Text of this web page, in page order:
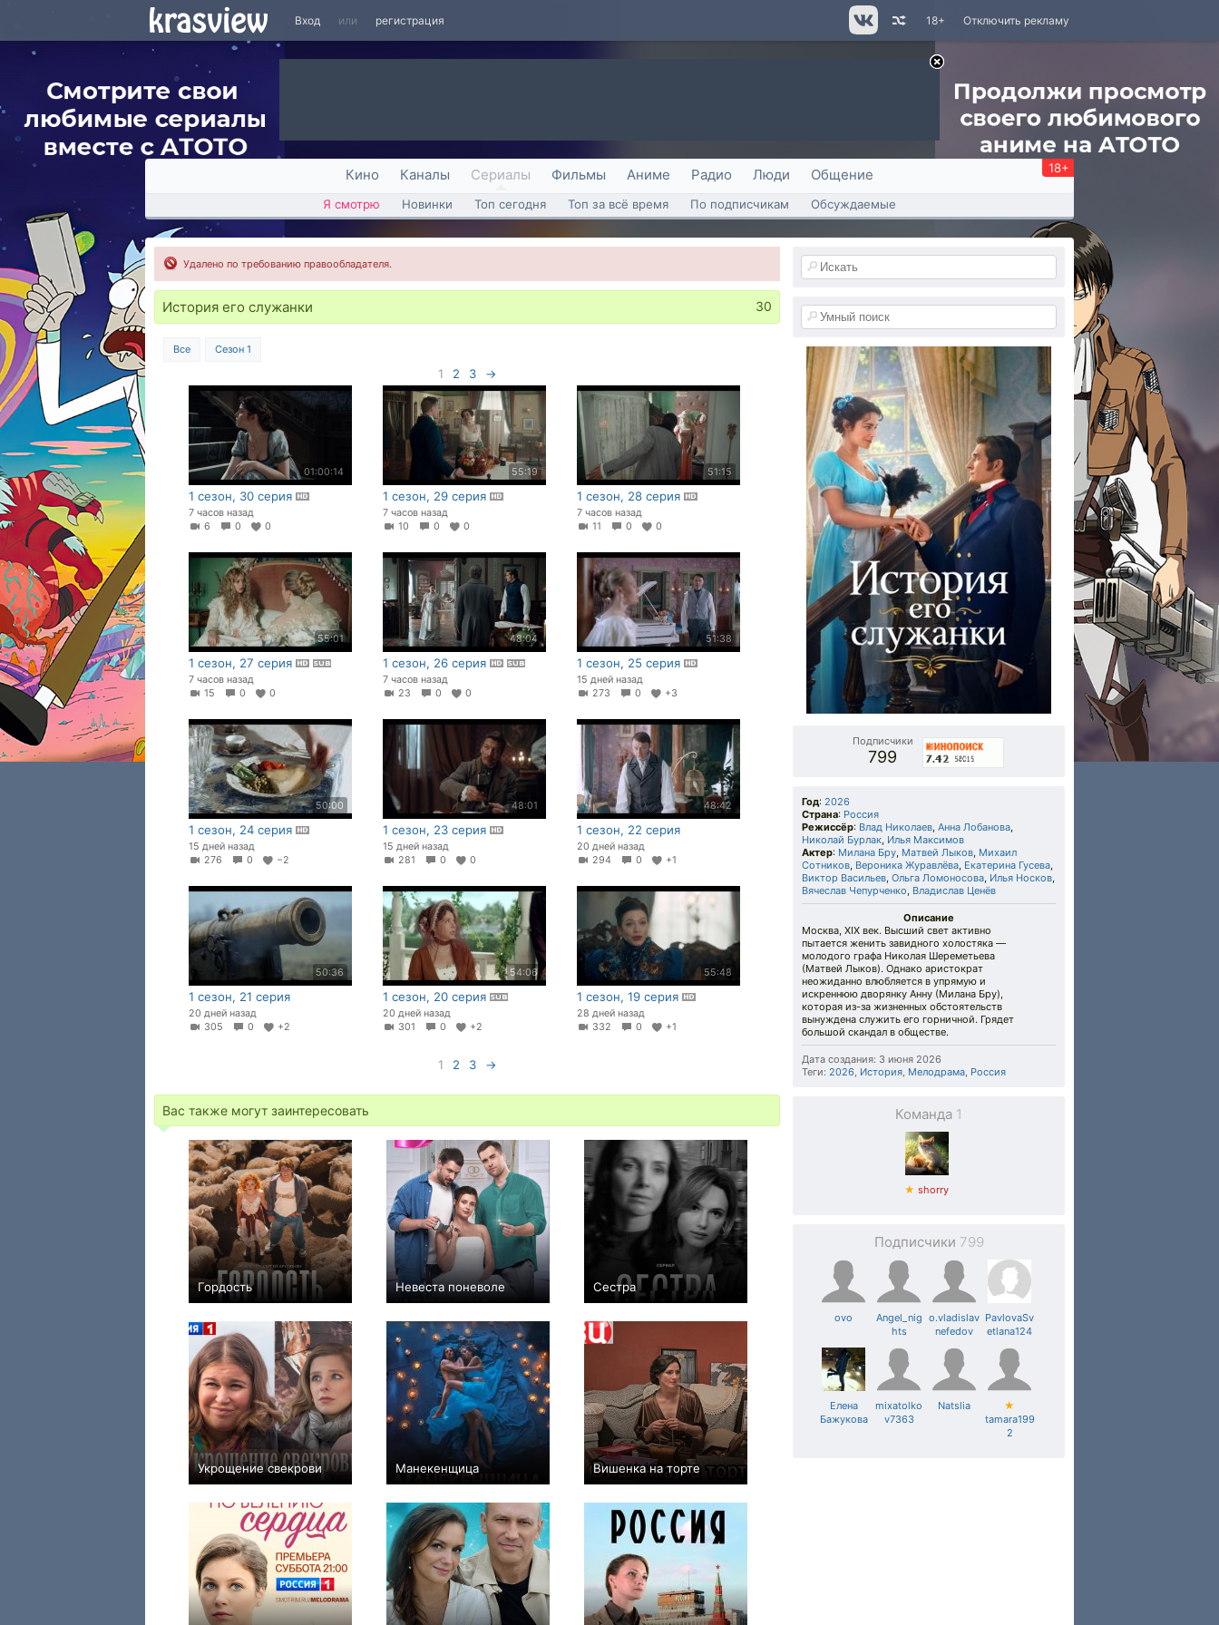
Вход или регистрация Отключить рекламу
18+
Кино Каналы Сериалы Фильмы Аниме Радио Люди Общение 18+
Я смотрю Новинки Топ сегодня Топ за всё время По подписчикам Обсуждаемые
Удалено по требованию правообладателя.
История его служанки 30
Все Сезон 1
1 2 3 →
01:00:14
1 сезон, 30 серия
7 часов назад
6
0 0
55:19
1 сезон, 29 серия
7 часов назад
10
0 0
51:15
1 сезон, 28 серия
7 часов назад
11
0 0
55:01
1 сезон, 27 серия
7 часов назад
15
0 0
48:04
1 сезон, 26 серия
7 часов назад
23
0 0
51:38
1 сезон, 25 серия
15 дней назад
273
0 +3
50:00
1 сезон, 24 серия
15 дней назад
276
0 −2
48:01
1 сезон, 23 серия
15 дней назад
281
0 0
48:42
1 сезон, 22 серия
20 дней назад
294
0 +1
50:36
1 сезон, 21 серия
20 дней назад
305
0 +2
54:06
1 сезон, 20 серия
20 дней назад
301
0 +2
55:48
1 сезон, 19 серия
28 дней назад
332
0 +1
1 2 3 →
Вас также могут заинтересовать
Гордость
+9 8 495
Невеста поневоле
+1 4 270
Сестра
+3 5 99
Укрощение свекрови
+5 8 153
Манекенщица
+25 4 274
Вишенка на торте
0 2 97
Подписчики
799
Год: 2026
Страна: Россия
Режиссёр: Влад Николаев, Анна Лобанова,
Николай Бурлак, Илья Максимов
Актер: Милана Бру, Матвей Лыков, Михаил
Сотников, Вероника Журавлёва, Екатерина Гусева,
Виктор Васильев, Ольга Ломоносова, Илья Носков,
Вячеслав Чепурченко, Владислав Ценёв
Описание
Москва, XIX век. Высший свет активно
пытается женить завидного холостяка —
молодого графа Николая Шереметьева
(Матвей Лыков). Однако аристократ
неожиданно влюбляется в упрямую и
искреннюю дворянку Анну (Милана Бру),
которая из-за жизненных обстоятельств
вынуждена служить его горничной. Грядет
большой скандал в обществе.
Дата создания: 3 июня 2026
Теги: 2026, История, Мелодрама, Россия
Команда 1
★ shorry
Подписчики 799
ovo
Angel_nig
hts
o.vladislav
nefedov
PavlovaSv
etlana124
Елена
Бажукова
mixatolko
v7363
Natslia
★
tamara199
2